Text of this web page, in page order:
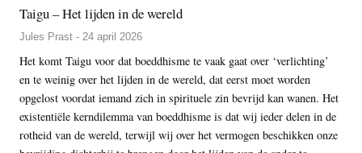
Taigu – Het lijden in de wereld
Jules Prast - 24 april 2026
Het komt Taigu voor dat boeddhisme te vaak gaat over ‘verlichting’
en te weinig over het lijden in de wereld, dat eerst moet worden
opgelost voordat iemand zich in spirituele zin bevrijd kan wanen. Het
existentiële kerndilemma van boeddhisme is dat wij ieder delen in de
rotheid van de wereld, terwijl wij over het vermogen beschikken onze